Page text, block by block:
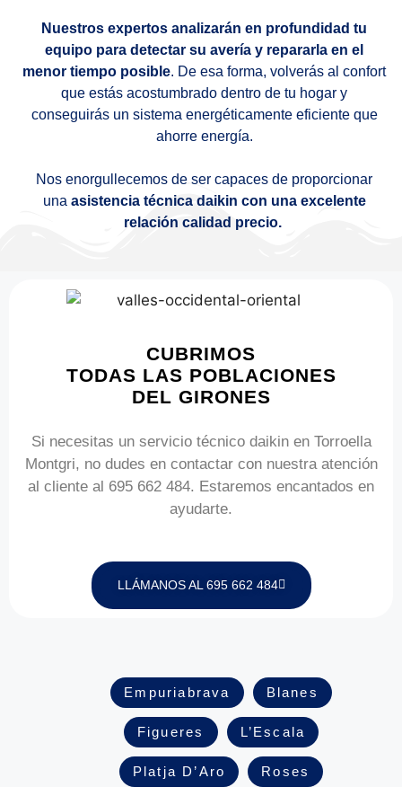
Nuestros expertos analizarán en profundidad tu
equipo para detectar su avería y repararla en el
menor tiempo posible. De esa forma, volverás al confort
que estás acostumbrado dentro de tu hogar y
conseguirás un sistema energéticamente eficiente que
ahorre energía.
Nos enorgullecemos de ser capaces de proporcionar
una asistencia técnica daikin con una excelente
relación calidad precio.
CUBRIMOS
TODAS LAS POBLACIONES
DEL GIRONES
Si necesitas un servicio técnico daikin en Torroella
Montgri, no dudes en contactar con nuestra atención
al cliente al 695 662 484. Estaremos encantados en
ayudarte.
LLÁMANOS AL 695 662 484
Empuriabrava Blanes
Figueres L’Escala
Platja D’Aro Roses